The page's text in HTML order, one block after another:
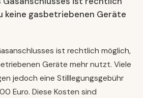
keine gasbetriebenen Geräte
ist rechtlich möglich,
Geräte mehr nutzt. Viele
jedoch eine Stilllegungsgebühr
Euro. Diese Kosten sind